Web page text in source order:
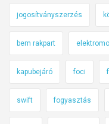
jogosítványszerzés
bem rakpart
kapubejáró foci
swift fogyasztás